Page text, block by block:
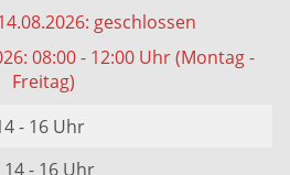
geschlossen
08:00 - 12:00 Uhr (Montag -
Freitag)
- 16 Uhr
- 16 Uhr